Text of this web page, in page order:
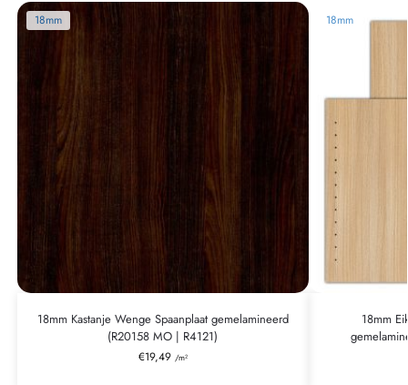
18mm
18mm Kastanje Wenge Spaanplaat gemelamineerd
(R20158 MO | R4121)
€19,49 /m²
18mm
18mm